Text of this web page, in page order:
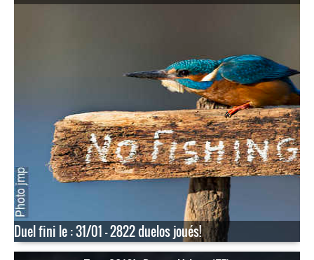
Duel fini le : 31/01 - 2822 duelos joués!